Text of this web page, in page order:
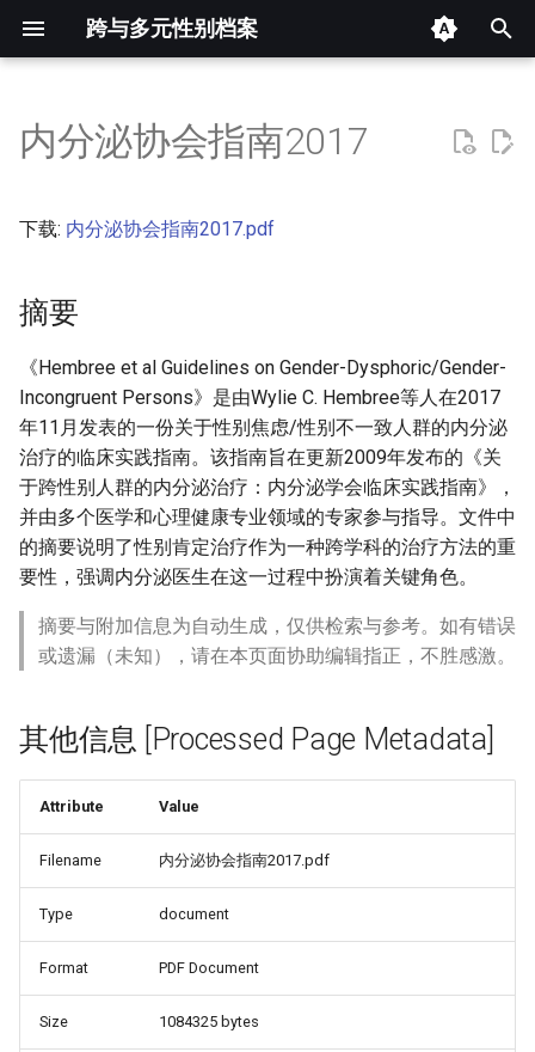
跨与多元性别档案
以摘要
其他信息 [Processed Page
正文
内分泌协会指南2017
下载: 内分泌协会指南2017.pdf
摘要
《Hembree et al Guidelines on Gender-Dysphoric/Gender-
Incongruent Persons》是由Wylie C. Hembree等人在2017
年11月发表的一份关于性别焦虑/性别不一致人群的内分泌
治疗的临床实践指南。该指南旨在更新2009年发布的《关
于跨性别人群的内分泌治疗：内分泌学会临床实践指南》，
并由多个医学和心理健康专业领域的专家参与指导。文件中
的摘要说明了性别肯定治疗作为一种跨学科的治疗方法的重
要性，强调内分泌医生在这一过程中扮演着关键角色。
摘要与附加信息为自动生成，仅供检索与参考。如有错误
或遗漏（未知），请在本页面协助编辑指正，不胜感激。
其他信息 [Processed Page Metadata]
Attribute Value
Filename 内分泌协会指南2017.pdf
Type document
Format PDF Document
Size 1084325 bytes